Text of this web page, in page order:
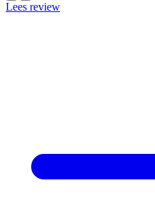
Lees review